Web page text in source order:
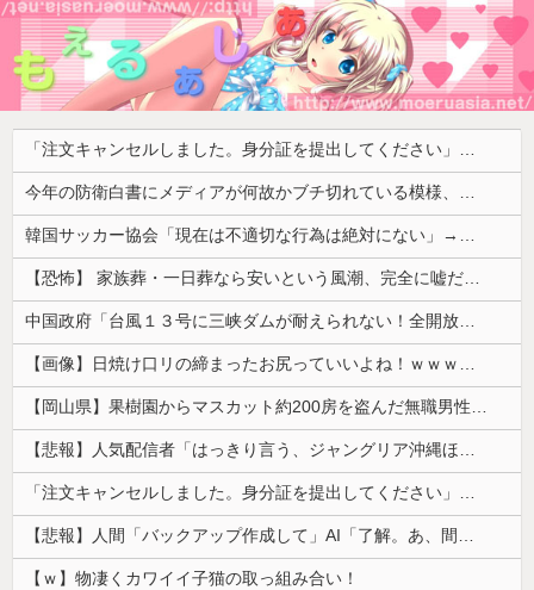
「注文キャンセルしました。身分証を提出してください」とAmazonから突然のメール、怪しすぎるのでカスタマーに確認したら……
今年の防衛白書にメディアが何故かブチ切れている模様、躍起になって批判するも逆に有権者からは……
韓国サッカー協会「現在は不適切な行為は絶対にない」→韓国人「一番重要なのは2002年なのにそこは言及しないんだなｗｗｗ」「責任逃れが本当にひどい...
【恐怖】 家族葬・一日葬なら安いという風潮、完全に嘘だった・・・・
中国政府「台風１３号に三峡ダムが耐えられない！全開放流しろ！」⇒ 下流域の街が壊滅状態ｗｗｗｗｗ
【画像】日焼け口リの締まったお尻っていいよね！ｗｗｗｗｗ
【岡山県】果樹園からマスカット約200房を盗んだ無職男性を逮捕「ぶどうを売って生活費に充てていた」※氏名非公開
【悲報】人気配信者「はっきり言う、ジャングリア沖縄ほんとーーーーーーーーにおもんない！！！！」→炎上
「注文キャンセルしました。身分証を提出してください」とAmazonから突然のメール、怪しすぎるのでカスタマーに確認したら……
【悲報】人間「バックアップ作成して」AI「了解。あ、間違えちゃったｗ」→シャレにならないやらかしで終わるｗｗｗｗｗ
【ｗ】物凄くカワイイ子猫の取っ組み合い！